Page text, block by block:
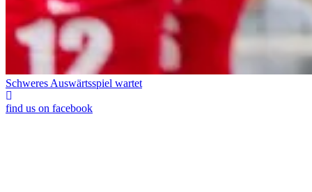
Schweres Auswärtsspiel wartet
find us on facebook